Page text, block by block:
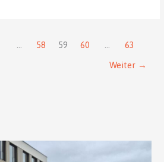
58 59 60 63
Weiter →